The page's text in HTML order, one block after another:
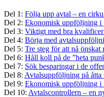
Del 1: Följa upp avtal – en
Del 2: Ekonomisk uppföljning i
Del 3: Viktigt med bra
Del 4: Börja med
Del 5: Tre steg för att nå önskat
Del 6: Håll koll på de ”heta
Del 7: Sök besparingar i de
Del 8: Avtalsuppföljning på åtta
Del 9: Ekonomisk uppföljning i
Del 10: Avtalscontrollern – en